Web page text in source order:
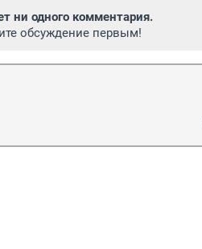
ни одного комментария.
обсуждение первым!